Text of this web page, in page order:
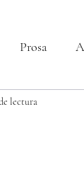
Prosa
lectura